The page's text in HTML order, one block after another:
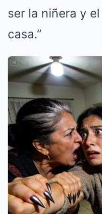
ser la niñera y
casa.”